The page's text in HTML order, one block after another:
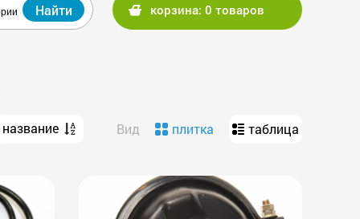
корзина: 0 товаров
Найти
название Вид плитка таблица